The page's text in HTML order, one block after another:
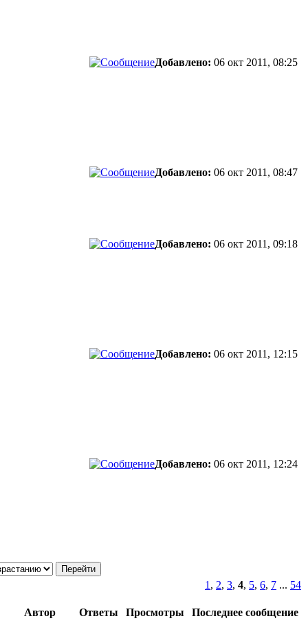
Добавлено: 06 окт 2011, 08:25
Добавлено: 06 окт 2011, 08:47
Добавлено: 06 окт 2011, 09:18
Добавлено: 06 окт 2011, 12:15
Добавлено: 06 окт 2011, 12:24
1 , 2, 3, 4, 5, 6, 7 ... 54
Автор Ответы Просмотры
Последнее сообщение